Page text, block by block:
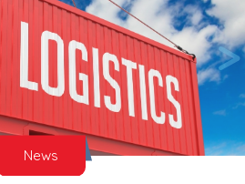
>
News